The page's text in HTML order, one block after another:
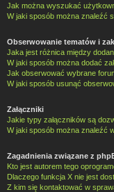
Jak można wyszukać
W jaki sposób można znaleźć
Obserwowanie tematów i
Jaka jest różnica między
W jaki sposób można dodać
Jak obserwować wybrane
W jaki sposób usunąć
Załączniki
Jakie typy załączników są
W jaki sposób można znaleźć
Zagadnienia związane z
Kto jest autorem tego
Dlaczego funkcja X nie jest
Z kim się kontaktować w